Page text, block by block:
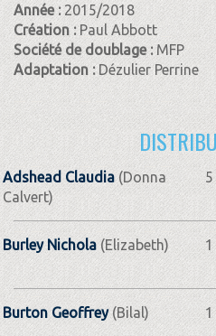
Année : 2015/2018
Création : Paul Abbott
Société de doublage :MFP
Adaptation :Dézulier Perrine
Adshead Claudia(Donna
Calvert)
5
Burley Nichola(Elizabeth) 1
Burton Geoffrey(Bilal) 1